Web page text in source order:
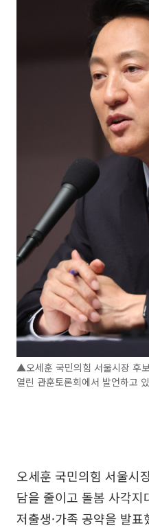
▲오세훈 국민의힘 서울시장 후
열린 관훈토론회에서 발언하고
오세훈 국민의힘 서울시
담을 줄이고 돌봄 사각
저출생·가족 공약을 발